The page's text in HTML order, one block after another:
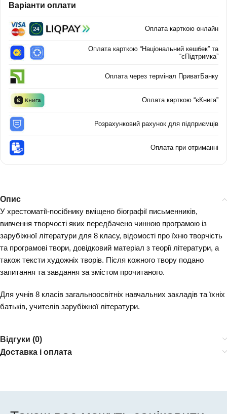
Варіанти оплати
Оплата карткою онлайн
Оплата карткою “Національний кешбек” та
“єПідтримка”
Оплата через термінал ПриватБанку
Оплата карткою “єКнига”
Розрахунковий рахунок для підприємців
Оплата при отриманні
Опис
У хрестоматії-посібнику вміщено біографії письменників,
вивчення творчості яких передбачено чинною програмою із
зарубіжної літератури для 8 класу, відомості про їхню творчість
та програмові твори, довідковий матеріал з теорії літератури, а
також тексти художніх творів. Після кожного твору подано
запитання та завдання за змістом прочитаного.
Для учнів 8 класів загальноосвітніх навчальних закладів та їхніх
батьків, учителів зарубіжної літератури.
Відгуки (0)
Доставка і оплата